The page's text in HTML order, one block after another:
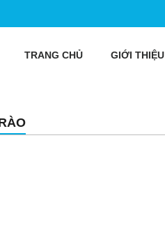
TRANG CHỦ GIỚI THIỆU